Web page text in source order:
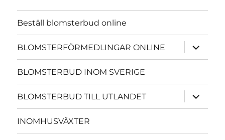
Beställ blomsterbud online
BLOMSTERFÖRMEDLINGAR ONLINE
BLOMSTERBUD INOM SVERIGE
BLOMSTERBUD TILL UTLANDET
INOMHUSVÄXTER